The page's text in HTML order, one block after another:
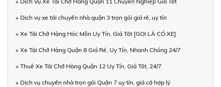
+ Dịch vụ xe tải chuyển nhà quận 3 trọn gói giá rẻ, uy tín
+ Xe Tải Chở Hàng Hóc Môn Uy Tín, Giá Tốt [GỌI LÀ CÓ XE]
+ Xe Tải Chở Hàng Quận 8 Giá Rẻ, Uy Tín, Nhanh Chóng 24/7
+ Thuê Xe Tải Chở Hàng Quận 12 Uy Tín, Giá Tốt, 24/7
+ Dịch vụ chuyển nhà trọn gói Quận 7 uy tín, giá cả hợp lý